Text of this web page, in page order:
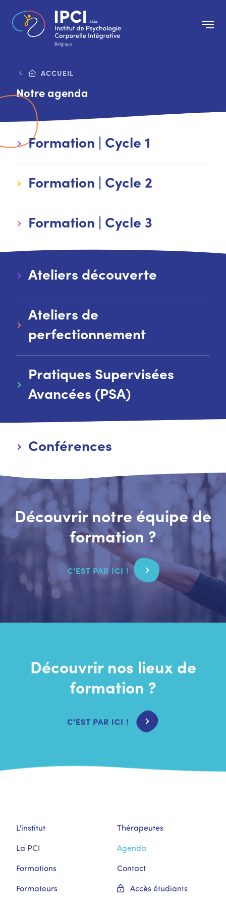
Notre agenda
ACCUEIL
Formation | Cycle 1
Formation | Cycle 2
Formation | Cycle 3
Ateliers découverte
Ateliers de
perfectionnement
Pratiques Supervisées
Avancées (PSA)
Conférences
Découvrir notre équipe de
formation ?
C'EST PAR ICI !
Découvrir nos lieux de
formation ?
C'EST PAR ICI !
L'institut
La PCI
Formations
Formateurs
Thérapeutes
Agenda
Contact
Accès étudiants